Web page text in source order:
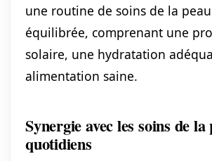
une routine de soins de la
équilibrée, comprenant une
solaire, une hydratation
alimentation saine.
Synergie avec les soins de la
quotidiens